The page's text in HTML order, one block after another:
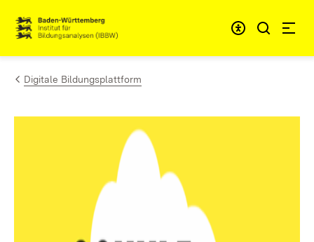
Zum Inhalt springen
Link zur Startseite
Digitale Bildungsplattform